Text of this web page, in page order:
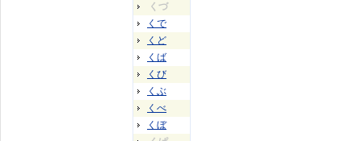
くづ
くで
くど
くば
くび
くぶ
くべ
くぼ